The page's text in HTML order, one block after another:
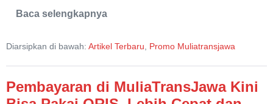
Baca selengkapnya
Promo
Rental
Pasuruan
Diarsipkan di bawah: Artikel Terbaru Promo Muliatransjawa
Pembayaran di MuliaTransJawa Kini